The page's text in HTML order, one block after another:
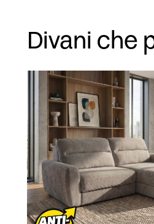
Divani che